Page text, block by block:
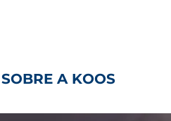
SOBRE A KOOS